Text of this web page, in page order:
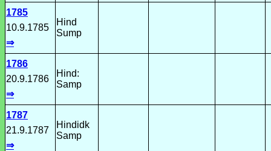
1785
10.9.1785
⇒
Hind
Sump
1786
20.9.1786
⇒
Hind:
Samp
1787
21.9.1787
⇒
Hindidk
Samp